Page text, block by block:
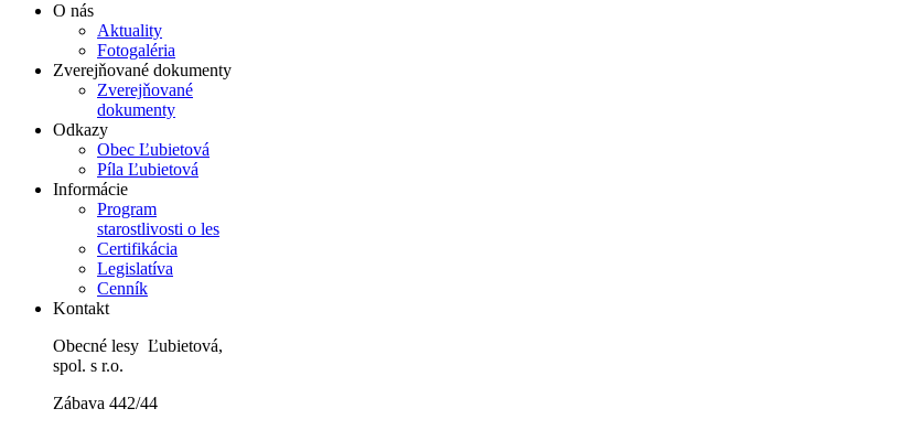
O nás
Aktuality
Fotogaléria
Zverejňované dokumenty
Zverejňované
dokumenty
Odkazy
Obec Ľubietová
Píla Ľubietová
Informácie
Program
starostlivosti o les
Certifikácia
Legislatíva
Cenník
Kontakt
Obecné lesy Ľubietová,
spol. s r.o.
Zábava 442/44